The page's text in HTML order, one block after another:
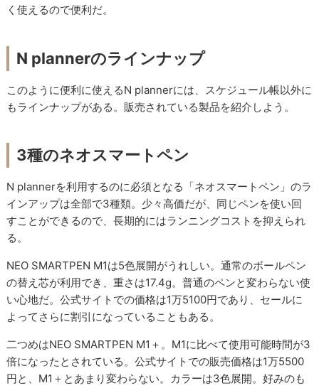
く使えるので便利だ。
N plannerのラインナップ
このように便利に使えるN plannerには、スケジュール帳以外に
もラインナップがある。販売されている製品を紹介しよう。
3種のネオスマートペン
N plannerを利用するのに必須となる「ネオスマートペン」のラ
インアップは全部で3種類。少々高価だが、同じペンを使い回
すことができるので、長期的にはランニングコストを抑えられ
る。
NEO SMARTPEN M1は5色展開がうれしい。通常のボールペン
の替え芯が利用でき、重さは17.4g。普通のペンと変わらない使
い心地だ。公式サイトでの価格は1万5100円であり、セールに
よってさらに割引になっていることもある。
二つめはNEO SMARTPEN M1＋。M1に比べて使用可能時間が3
倍になったとされている。公式サイトでの販売価格は1万5500
円と、M1＋とあまり変わらない。カラーは3色展開。好みのも